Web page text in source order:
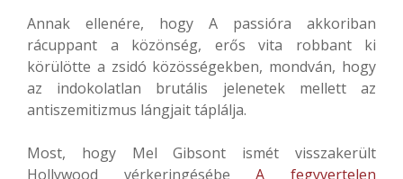
Annak ellenére, hogy A passióra akkoriban
rácuppant a közönség, erős vita robbant ki
körülötte a zsidó közösségekben, mondván, hogy
az indokolatlan brutális jelenetek mellett az
antiszemitizmus lángjait táplálja.
Most, hogy Mel Gibsont ismét visszakerült
Hollywood vérkeringésébeA fegyvertelen